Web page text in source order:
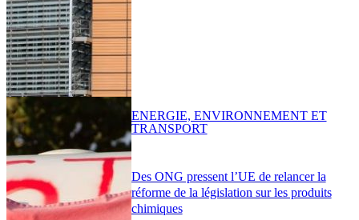
Des ONG pressent l’UE de relancer la
réforme de la législation sur les produits
chimiques
ENERGIE, ENVIRONNEMENT ET
TRANSPORT